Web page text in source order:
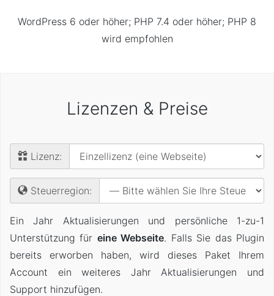
WordPress 6 oder höher; PHP 7.4 oder höher; PHP 8
wird empfohlen
Lizenzen & Preise
Lizenz:
Steuerregion:
Ein Jahr Aktualisierungen und persönliche 1-zu-1
Unterstützung für eine Webseite. Falls Sie das Plugin
bereits erworben haben, wird dieses Paket Ihrem
Account ein weiteres Jahr Aktualisierungen und
Support hinzufügen.